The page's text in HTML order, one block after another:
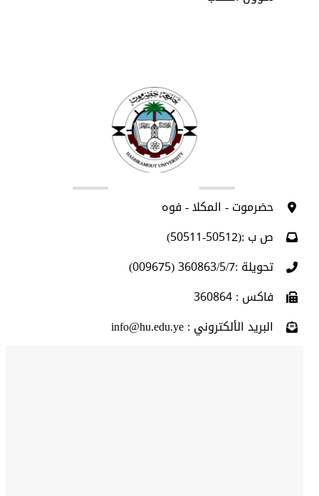
حضرموت - المكلا - فوه
ص ب :(50512-50511)
تحويلة :360863/5/7 (009675)
فاكس : 360864
البريد الألكتروني : info@hu.edu.ye